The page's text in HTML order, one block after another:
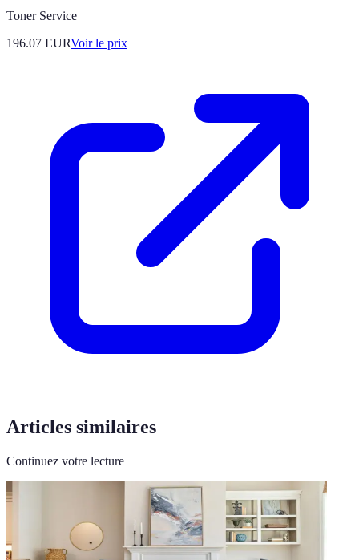
Toner Service
196.07 EURVoir le prix
Articles similaires
Continuez votre lecture